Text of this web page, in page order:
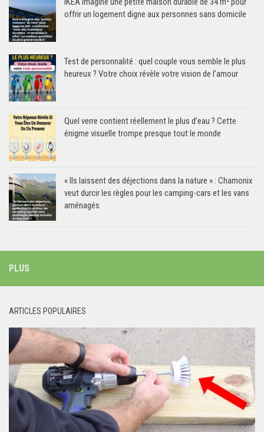
offrir un logement digne aux personnes sans domicile
Test de personnalité : quel couple vous semble le plus
heureux ? Votre choix révèle votre vision de l’amour
Quel verre contient réellement le plus d’eau ? Cette
énigme visuelle trompe presque tout le monde
« Ils laissent des déjections dans la nature » : Chamonix
veut durcir les règles pour les camping-cars et les vans
aménagés
PLUS
ARTICLES POPULAIRES